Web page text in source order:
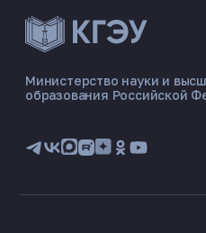
ЭНЕРГОКОД
🏠 Общежитие
Министерство науки и
образования Российской